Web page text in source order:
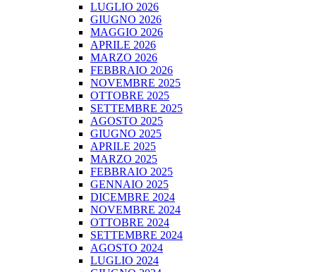
LUGLIO 2026
GIUGNO 2026
MAGGIO 2026
APRILE 2026
MARZO 2026
FEBBRAIO 2026
NOVEMBRE 2025
OTTOBRE 2025
SETTEMBRE 2025
AGOSTO 2025
GIUGNO 2025
APRILE 2025
MARZO 2025
FEBBRAIO 2025
GENNAIO 2025
DICEMBRE 2024
NOVEMBRE 2024
OTTOBRE 2024
SETTEMBRE 2024
AGOSTO 2024
LUGLIO 2024